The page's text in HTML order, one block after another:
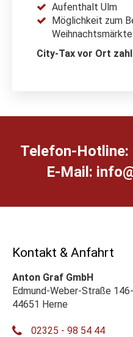
Aufenthalt Ulm
Möglichkeit zum
Weihnachtsmärkte
City-Tax vor Ort
Telefon-Hotline:
E-Mail:
Kontakt & Anfahrt
Anton Graf GmbH
Edmund-Weber-Straße
44651 Herne
02325 - 98 54 44